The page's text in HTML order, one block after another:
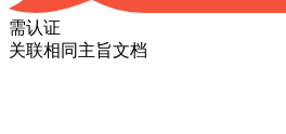
需认证
关联相同主旨文档